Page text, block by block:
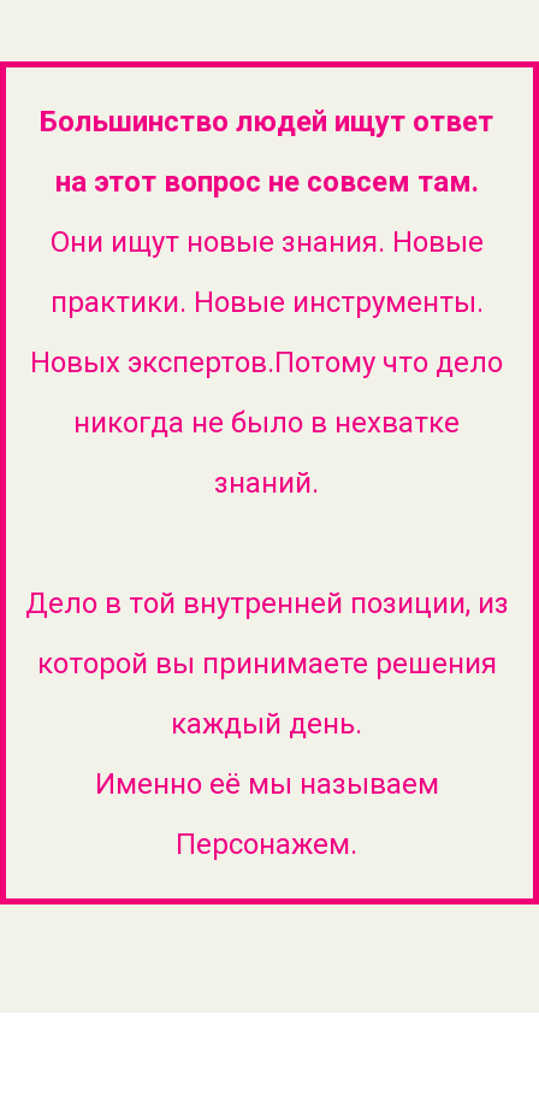
Большинство людей ищут ответ
на этот вопрос не совсем там.
Они ищут новые знания. Новые
практики. Новые инструменты.
Новых экспертов.Потому что дело
никогда не было в нехватке
знаний.
Дело в той внутренней позиции, из
которой вы принимаете решения
каждый день.
Именно её мы называем
Персонажем.